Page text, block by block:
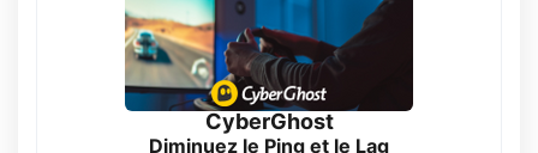
CyberGhost
Diminuez le Ping et le Lag